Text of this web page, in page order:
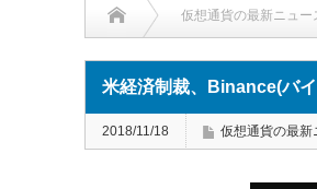
仮想通貨の最新ニュー
米経済制裁、Binance(バ
2018/11/18 仮想通貨の最新